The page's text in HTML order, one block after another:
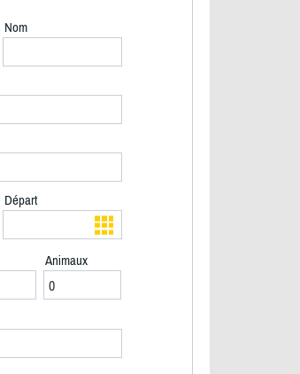
Cour privée - 2/31
Nom
Départ
Animaux